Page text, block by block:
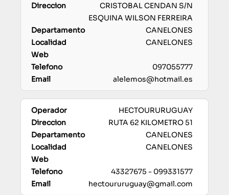
CRISTOBAL CENDAN S/N
ESQUINA WILSON FERREIRA
CANELONES
CANELONES
097055777
alelemos@hotmail.es
HECTOURURUGUAY
RUTA 62 KILOMETRO 51
CANELONES
CANELONES
43327675 - 099331577
hectoururuguay@gmail.com